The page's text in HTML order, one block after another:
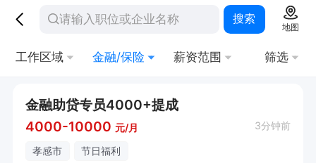
搜索
地图
工作区域 金融/保险 薪资范围 筛选
金融助贷专员4000+提成
4000-10000 元/月 3分钟前
孝感市 节日福利